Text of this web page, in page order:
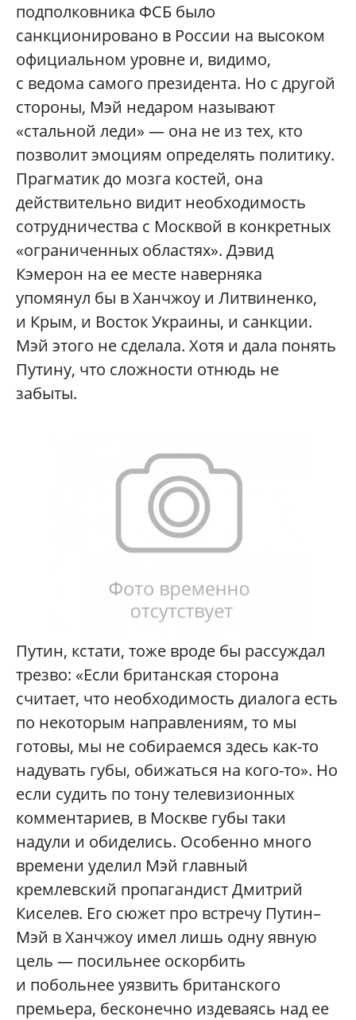
подполковника ФСБ было
санкционировано в России на высоком
официальном уровне и, видимо,
с ведома самого президента. Но с другой
стороны, Мэй недаром называют
«стальной леди» — она не из тех, кто
позволит эмоциям определять политику.
Прагматик до мозга костей, она
действительно видит необходимость
сотрудничества с Москвой в конкретных
«ограниченных областях». Дэвид
Кэмерон на ее месте наверняка
упомянул бы в Ханчжоу и Литвиненко,
и Крым, и Восток Украины, и санкции.
Мэй этого не сделала. Хотя и дала понять
Путину, что сложности отнюдь не
забыты.
Путин, кстати, тоже вроде бы рассуждал
трезво: «Если британская сторона
считает, что необходимость диалога есть
по некоторым направлениям, то мы
готовы, мы не собираемся здесь как-то
надувать губы, обижаться на кого-то». Но
если судить по тону телевизионных
комментариев, в Москве губы таки
надули и обиделись. Особенно много
времени уделил Мэй главный
кремлевский пропагандист Дмитрий
Киселев. Его сюжет про встречу Путин–
Мэй в Ханчжоу имел лишь одну явную
цель — посильнее оскорбить
и побольнее уязвить британского
премьера, бесконечно издеваясь над ее